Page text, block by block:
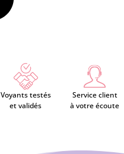
Voyants testés
et validés
Service client
à votre écoute